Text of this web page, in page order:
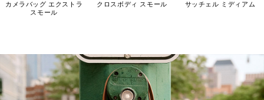
カメラバッグ エクストラ
スモール
クロスボディ スモール サッチェル ミディアム